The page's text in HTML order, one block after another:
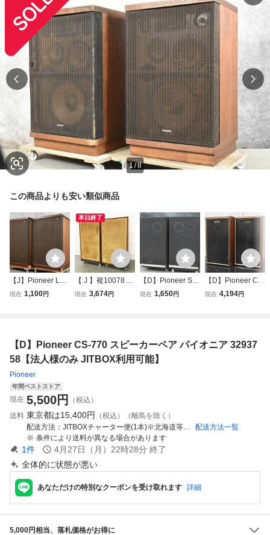
1 /8
この商品よりも安い類似商品
【J】Pioneer LE-
30 スピーカーペ
現在 1,100円
本日終了
【 J 】複10078 PI
ONEER CS-E700
現在 3,674円
【D】Pioneer S-1
60 スピーカーペ
現在 1,650円
【D】Pioneer CS-
51 スピーカー ペ
現在 4,194円
【D】Pioneer CS-770 スピーカーペア パイオニア 32937
58【法人様のみ JITBOX利用可能】
Pioneer
年間ベストストア
現在 5,500円
（税込）
送料 東京都は15,400円
（税込）（離島を除く）
配送方法
JITBOXチャーター便(1本)※北海道等一部地域への配送料はご落札後の案内となります。
配送方法一覧
条件により送料が異なる場合があります
1件 4月27日（月）22時28分 終了
全体的に状態が悪い
あなただけの特別なクーポンを受け取れます 詳細
5,000円相当、落札価格がお得に